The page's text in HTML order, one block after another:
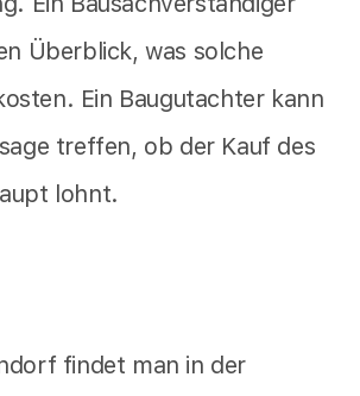
Überblick, was solche
Ein Baugutachter kann
treffen, ob der Kauf des
lohnt.
findet man in der